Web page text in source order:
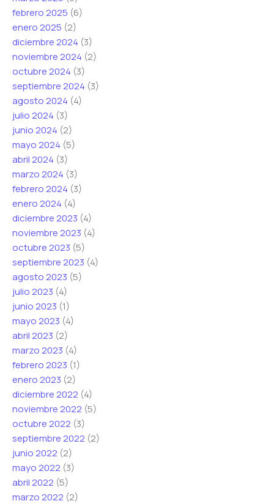
febrero 2025 (6)
enero 2025 (2)
diciembre 2024 (3)
noviembre 2024 (2)
octubre 2024 (3)
septiembre 2024 (3)
agosto 2024 (4)
julio 2024 (3)
junio 2024 (2)
mayo 2024 (5)
abril 2024 (3)
marzo 2024 (3)
febrero 2024 (3)
enero 2024 (4)
diciembre 2023 (4)
noviembre 2023 (4)
octubre 2023 (5)
septiembre 2023 (4)
agosto 2023 (5)
julio 2023 (4)
junio 2023 (1)
mayo 2023 (4)
abril 2023 (2)
marzo 2023 (4)
febrero 2023 (1)
enero 2023 (2)
diciembre 2022 (4)
noviembre 2022 (5)
octubre 2022 (3)
septiembre 2022 (2)
junio 2022 (2)
mayo 2022 (3)
abril 2022 (5)
marzo 2022 (2)